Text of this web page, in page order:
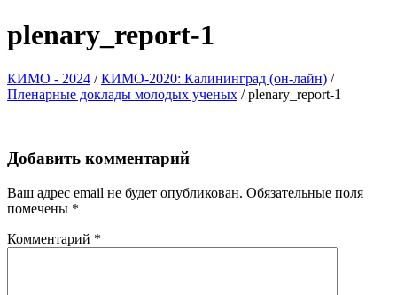
plenary_report-1
КИМО - 2024 /КИМО-2020: Калининград (он-лайн) /
Пленарные доклады молодых ученых /plenary_report-1
Добавить комментарий
Ваш адрес email не будет опубликован. Обязательные поля
помечены *
Комментарий *